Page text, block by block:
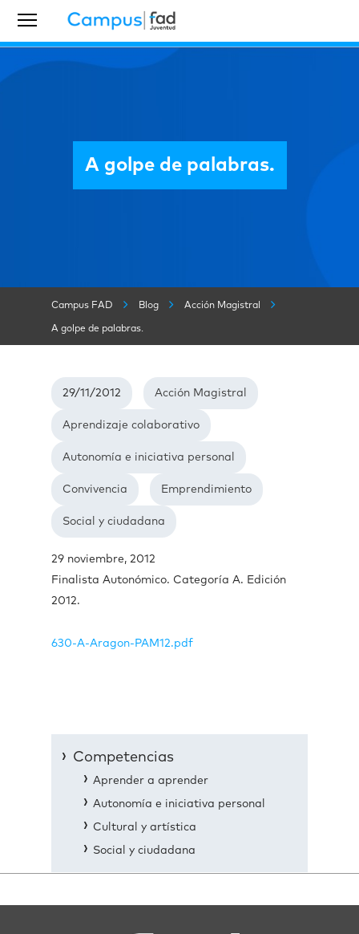
A golpe de palabras.
Campus FAD Blog Acción Magistral
A golpe de palabras.
29/11/2012 Acción Magistral
Aprendizaje colaborativo
Autonomía e iniciativa personal
Convivencia Emprendimiento
Social y ciudadana
29 noviembre, 2012
Finalista Autonómico. Categoría A. Edición
2012.
630-A-Aragon-PAM12.pdf
Competencias
Aprender a aprender
Autonomía e iniciativa personal
Cultural y artística
Social y ciudadana